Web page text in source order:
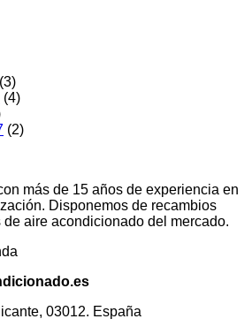
(3)
(4)
(2)
más de 15 años de experiencia en
Disponemos de recambios
de aire acondicionado del mercado.
03012. España